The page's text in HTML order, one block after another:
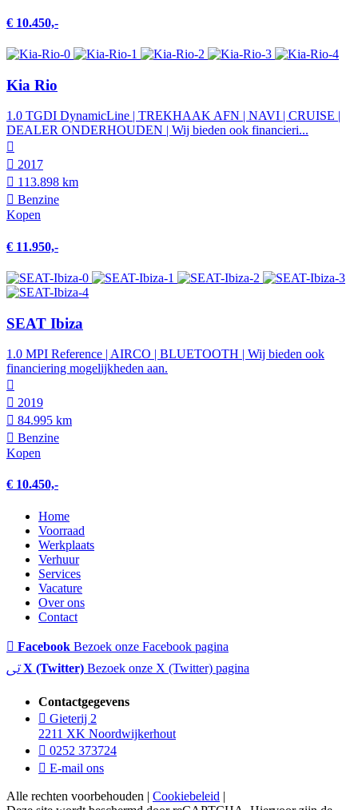
€ 10.450,-
Kia Rio
1.0 TGDI DynamicLine | TREKHAAK AFN | NAVI | CRUISE |
DEALER ONDERHOUDEN | Wij bieden ook financieri...
2017
113.898 km
Benzine
Kopen
€ 11.950,-
SEAT Ibiza
1.0 MPI Reference | AIRCO | BLUETOOTH | Wij bieden ook
financiering mogelijkheden aan.
2019
84.995 km
Benzine
Kopen
€ 10.450,-
Home
Voorraad
Werkplaats
Verhuur
Services
Vacature
Over ons
Contact
Facebook Bezoek onze Facebook pagina
X (Twitter) Bezoek onze X (Twitter) pagina
Contactgegevens
Gieterij 2
2211 XK Noordwijkerhout
0252 373724
E-mail ons
Alle rechten voorbehouden | Cookiebeleid |